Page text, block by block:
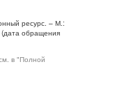
ресурс. – М.:
обращения
в "Полной